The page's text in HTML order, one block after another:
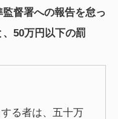
監督署への報告を怠っ
50万円以下の罰
る者は、五十万